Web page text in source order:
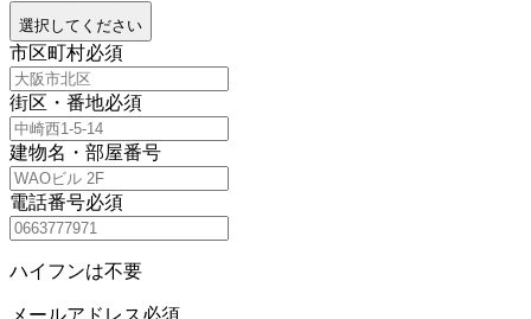
選択してください
市区町村必須
街区・番地必須
建物名・部屋番号
電話番号必須
ハイフンは不要